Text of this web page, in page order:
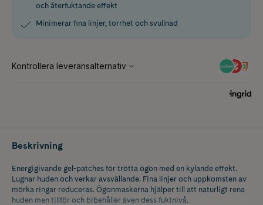
och återfuktande effekt
Minimerar fina linjer, torrhet och svullnad
Beskrivning
Energigivande gel-patches för trötta ögon med en kylande effekt.
Lugnar huden och verkar avsvällande. Fina linjer och uppkomsten av
mörka ringar reduceras. Ögonmaskerna hjälper till att naturligt rena
huden men tillför och bibehåller även dess fuktnivå.